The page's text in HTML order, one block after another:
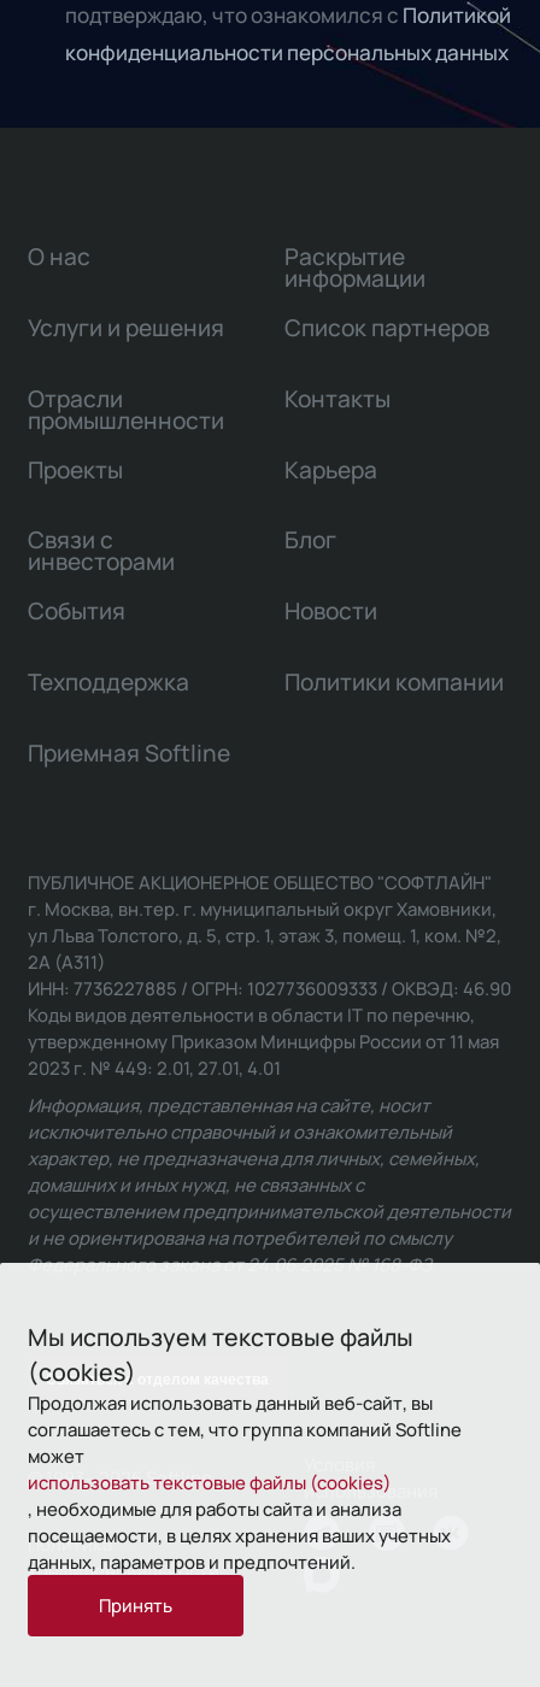
подтверждаю, что ознакомился с Политикой
конфиденциальности персональных данных
Мы используем текстовые файлы
(cookies)
Продолжая использовать данный веб-сайт, вы
соглашаетесь с тем, что группа компаний Softline
может
использовать текстовые файлы (cookies)
, необходимые для работы сайта и анализа
посещаемости, в целях хранения ваших учетных
данных, параметров и предпочтений.
Принять
О нас
Услуги и решения
Отрасли
промышленности
Проекты
Связи с
инвесторами
Раскрытие
информации
Список партнеров
Контакты
Карьера
Блог
События Новости
Техподдержка Политики компании
Приемная Softline
Связаться с отделом качества
ПУБЛИЧНОЕ АКЦИОНЕРНОЕ ОБЩЕСТВО "СОФТЛАЙН"
г. Москва, вн.тер. г. муниципальный округ Хамовники,
ул Льва Толстого, д. 5, стр. 1, этаж 3, помещ. 1, ком. №2,
2А (А311)
ИНН: 7736227885 / ОГРН: 1027736009333 / ОКВЭД: 46.90
Коды видов деятельности в области IT по перечню,
утвержденному Приказом Минцифры России от 11 мая
2023 г. № 449: 2.01, 27.01, 4.01
Информация, представленная на сайте, носит
исключительно справочный и ознакомительный
характер, не предназначена для личных, семейных,
домашних и иных нужд, не связанных с
осуществлением предпринимательской деятельности
и не ориентирована на потребителей по смыслу
Федерального закона от 24.06.2025 № 168-ФЗ.
© 1993—2026 Softline
использования
Политика
конфиденциальности